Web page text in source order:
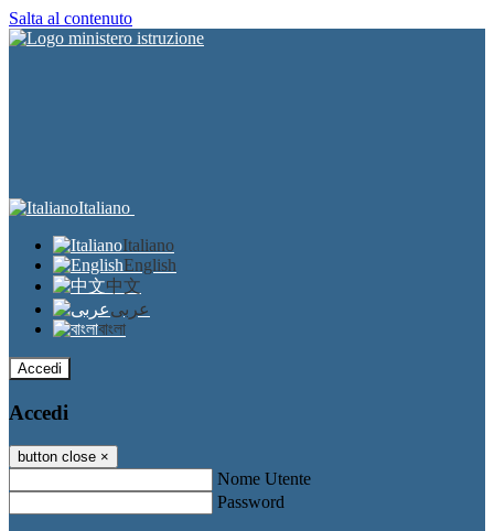
Salta al contenuto
Italiano
Italiano
English
中文
عربى
বাংলা
Accedi
Accedi
button close ×
Nome Utente
Password